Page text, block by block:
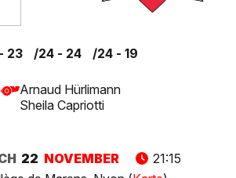
23 24 - 24 24 - 19
Arnaud Hürlimann
Sheila Capriotti
22 NOVEMBER
21:15